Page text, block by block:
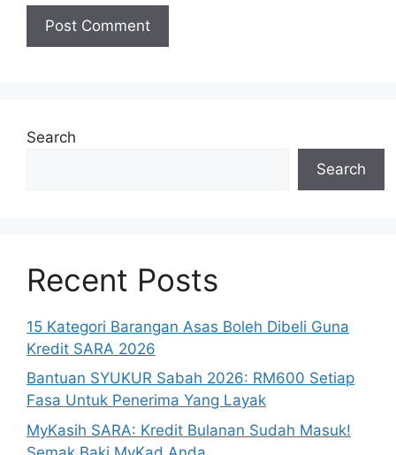
Search
Search
Recent Posts
15 Kategori Barangan Asas Boleh Dibeli Guna
Kredit SARA 2026
Bantuan SYUKUR Sabah 2026: RM600 Setiap
Fasa Untuk Penerima Yang Layak
MyKasih SARA: Kredit Bulanan Sudah Masuk!